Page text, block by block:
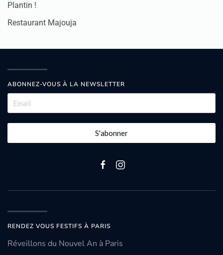
Plantin !
Restaurant Majouja
ABONNEZ-VOUS À LA NEWSLETTER
S'abonner
RENDEZ VOUS FESTIFS À PARIS
Réveillons du Nouvel An à Paris